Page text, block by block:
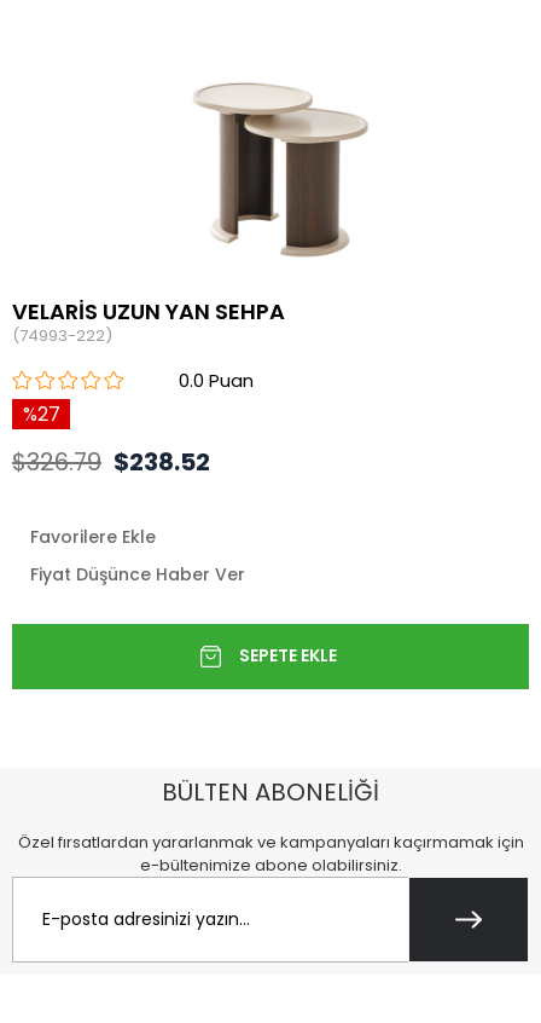
VELARİS UZUN YAN SEHPA
(74993-222)
0.0
27
$326.79 $238.52
Favorilere Ekle
Fiyat Düşünce Haber Ver
BÜLTEN ABONELİĞİ
Özel fırsatlardan yararlanmak ve kampanyaları kaçırmamak için
e-bültenimize abone olabilirsiniz.